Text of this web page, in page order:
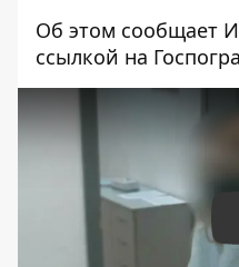
Об этом сообщает
ссылкой на